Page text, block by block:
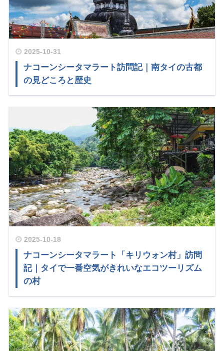
2025-10-31
ナコーンシータマラート訪問記｜南タイの古都
の見どころと歴史
2025-10-18
ナコーンシータマラート「キリウォン村」訪問
記｜タイで一番空気がきれいなエコツーリズム
の村